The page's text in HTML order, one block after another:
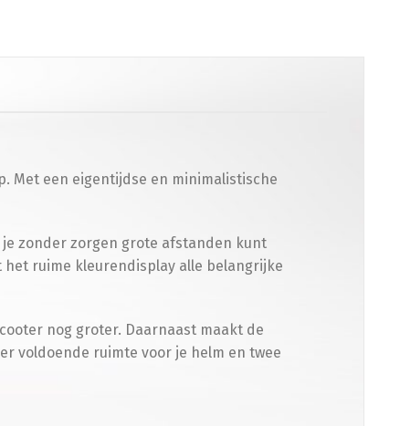
Met een eigentijdse en minimalistische
je zonder zorgen grote afstanden kunt
ruime kleurendisplay alle belangrijke
nog groter. Daarnaast maakt de
voldoende ruimte voor je helm en twee